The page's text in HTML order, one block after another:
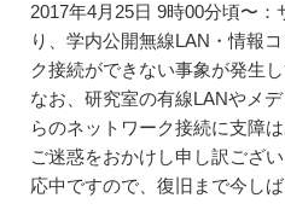
2017年4月25日 9時00分頃〜
り、学内公開無線LAN・情報
ク接続ができない事象が発生し
なお、研究室の有線LANやメ
らのネットワーク接続に支障は
ご迷惑をおかけし申し訳ござ
応中ですので、復旧まで今し